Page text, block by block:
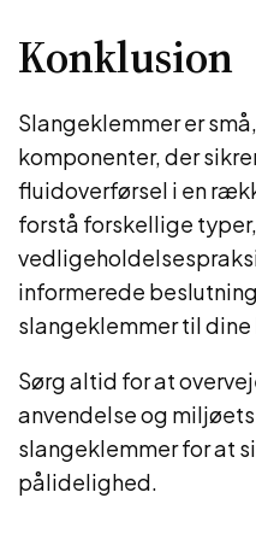
Konklusion
Slangeklemmer er
komponenter, der
fluidoverførsel i en
forstå forskellige
informerede
slangeklemmer til dine
Sørg altid for at
anvendelse og
slangeklemmer for at
pålidelighed.